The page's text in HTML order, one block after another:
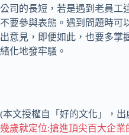
公司的長短，若是遇到老員工
不要參與表態。遇到問題時可
出意見，即便如此，也要多掌
緒化地發牢騷。
(本文授權自「好的文化」，
幾歲就定位:搶進頂尖百大企